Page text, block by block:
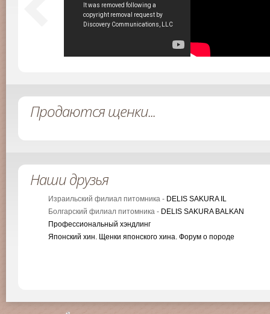
Продаются щенки...
Наши друзья
Израильский филиал питомника - DELIS SAKURA IL
Болгарский филиал питомника - DELIS SAKURA BALKAN
Профессиональный хэндлинг
Японский хин. Щенки японского хина. Форум о породе